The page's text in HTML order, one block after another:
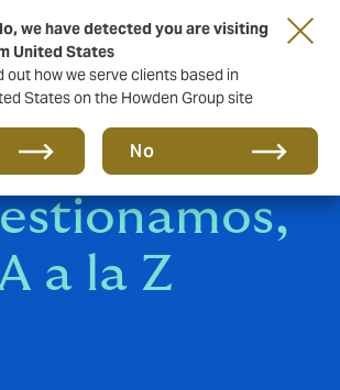
we have detected you are visiting
United States
out how we serve clients based in
States on the Howden Group site
No
los seguros
a la Z